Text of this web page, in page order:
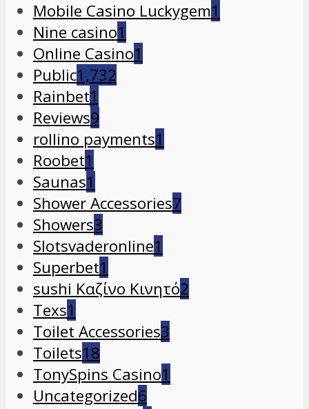
Mobile Casino Luckygem1
Nine casino1
Online Casino1
Public1,732
Rainbet1
Reviews9
rollino payments1
Roobet1
Saunas1
Shower Accessories7
Showers3
Slotsvaderonline1
Superbet1
sushi Καζίνο Κινητό2
Texs1
Toilet Accessories3
Toilets18
TonySpins Casino1
Uncategorized6